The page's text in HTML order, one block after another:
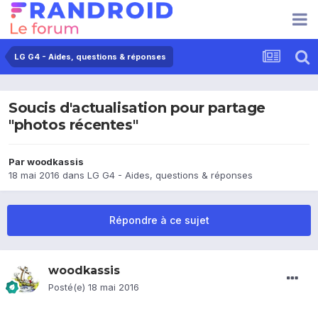
LG G4 - Aides, questions & réponses
Soucis d'actualisation pour partage
"photos récentes"
Parwoodkassis
18 mai 2016 dans LG G4 - Aides, questions & réponses
Répondre à ce sujet
woodkassis
Posté(e) 18 mai 2016